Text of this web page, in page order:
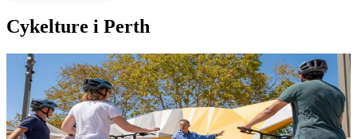
Cykelture i Perth